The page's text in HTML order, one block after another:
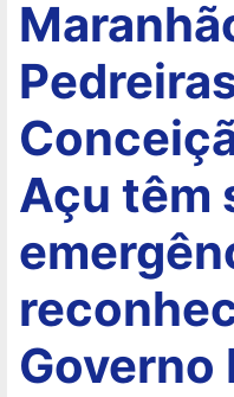
Açu têm
Governo